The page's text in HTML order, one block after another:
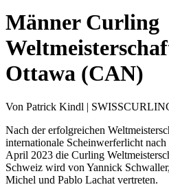
Männer Curling
Ottawa (CAN)
Von Patrick Kindl |
Nach der erfolgreichen
internationale Scheinwerferlicht
April 2023 die Curling
Schweiz wird von Yannick
Michel und Pablo Lachat vertreten.